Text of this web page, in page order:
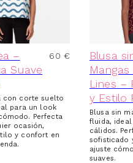
–
Suave
60 €
con corte suelto
para un look
Perfecta
ocasión,
y confort en
Blusa
Mangas
Lines –
y Estilo
Blusa sin
fluida,
cálidos.
sofisticado
ajuste
suaves.